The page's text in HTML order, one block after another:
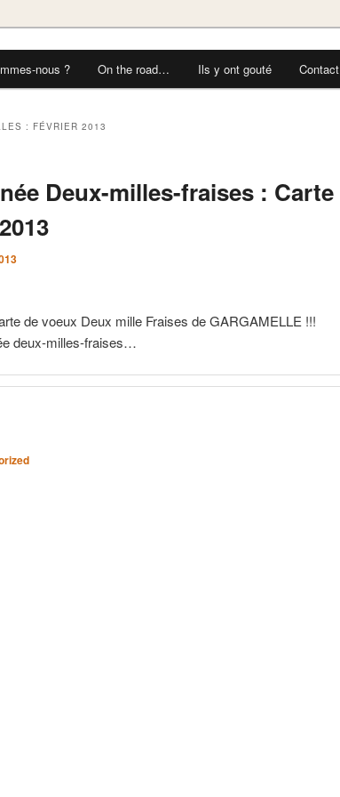
nous ? On the road… Ils y ont gouté Contact
: FÉVRIER 2013
Deux-milles-fraises : Carte
de voeux Deux mille Fraises de GARGAMELLE !!!
deux-milles-fraises…